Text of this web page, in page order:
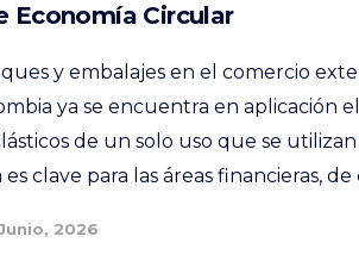
Economía Circular
y embalajes en el comercio
ya se encuentra en aplicación
de un solo uso que se
clave para las áreas financieras, de
2026